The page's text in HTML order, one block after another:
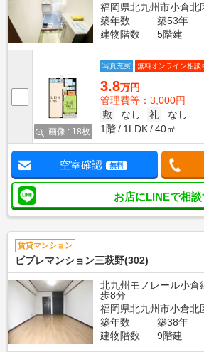
福岡県北九州市小倉北
築年数
築53年
建物階数
5階建
画像 : 18枚
写真充実 無料オンライン相談
3.8万円
管理費等：3,000円
敷
なし 礼
なし
1階
1LDK 40㎡
空室確認 無料
お店にLINEで相談
賃貸マンション
ビブレマンション三萩野(302)
北九州モノレール小倉
歩8分
福岡県北九州市小倉北
築年数
築38年
建物階数
9階建